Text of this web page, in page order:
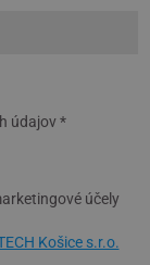
údajov *
účely
Košice s.r.o.